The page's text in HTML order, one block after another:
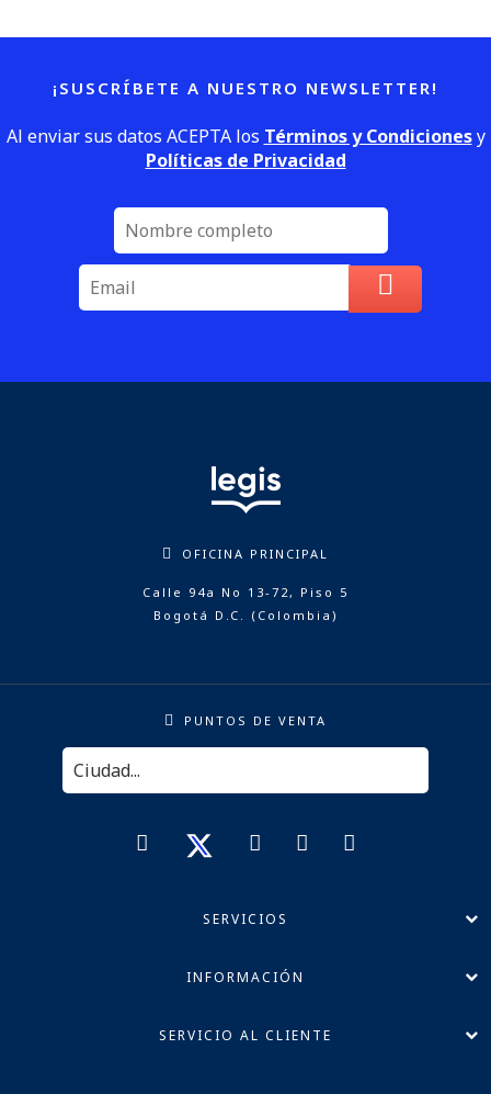
¡SUSCRÍBETE A NUESTRO NEWSLETTER!
Al enviar sus datos ACEPTA los Términos y Condicionesy
Políticas de Privacidad
OFICINA PRINCIPAL
Calle 94a No 13-72, Piso 5
Bogotá D.C. (Colombia)
PUNTOS DE VENTA
SERVICIOS
INFORMACIÓN
SERVICIO AL CLIENTE